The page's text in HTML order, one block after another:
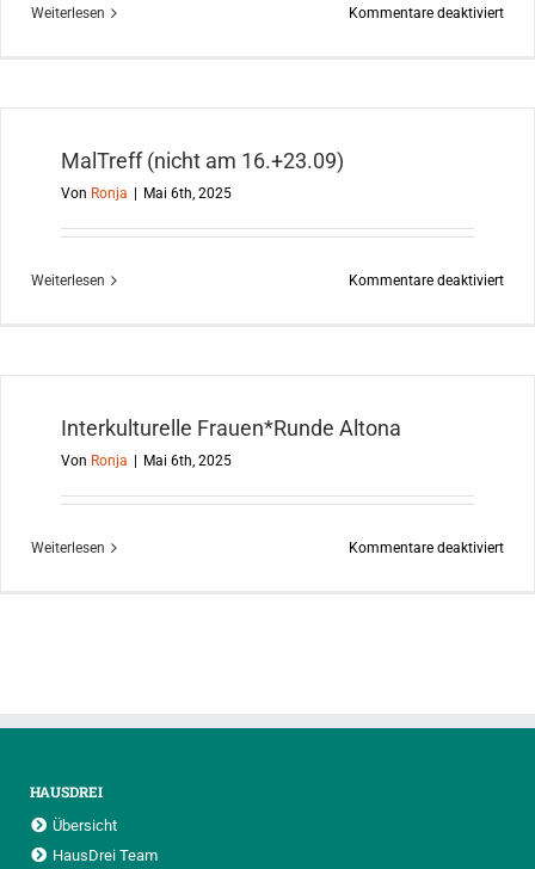
Weiterlesen Kommentare deaktiviertfür
MalTreff (nicht am 16.+23.09)
Von Ronja Mai 6th, 2025
Weiterlesen Kommentare deaktiviertfür
Interkulturelle Frauen*Runde Altona
Von Ronja Mai 6th, 2025
Weiterlesen Kommentare deaktiviertfür
HAUSDREI
Übersicht
HausDrei Team